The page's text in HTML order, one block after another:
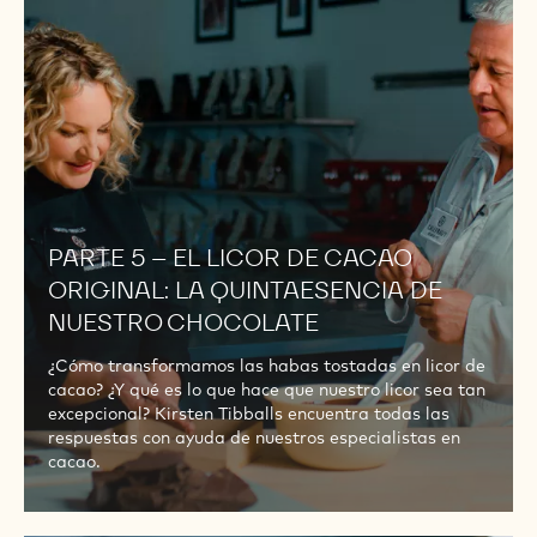
PARTE 5 – EL LICOR DE CACAO
ORIGINAL: LA QUINTAESENCIA DE
NUESTRO CHOCOLATE
¿Cómo transformamos las habas tostadas en licor de
cacao? ¿Y qué es lo que hace que nuestro licor sea tan
excepcional? Kirsten Tibballs encuentra todas las
respuestas con ayuda de nuestros especialistas en
cacao.
EL
LICOR
DE
CACAO
ORIGINAL:
LA
QUINTAESENCIA
NUESTRO
CHOCOLATE